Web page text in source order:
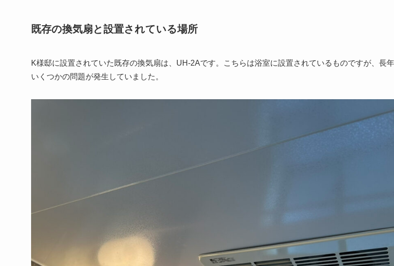
既存の換気扇と設置されている場所
K様邸に設置されていた既存の換気扇は、UH-2Aです。こちらは浴室に設置されているものですが、長
いくつかの問題が発生していました。